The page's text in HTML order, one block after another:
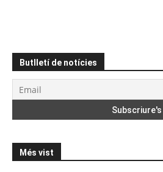
Butlletí de notícies
Més vist